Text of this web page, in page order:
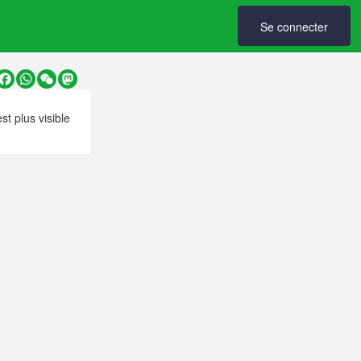
Se connecter
Facebook
WhatsApp
WeChatMastodon
plus visible